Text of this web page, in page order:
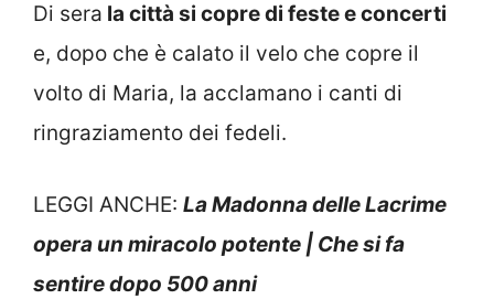
Di sera la città si copre di feste e concerti
e, dopo che è calato il velo che copre il
volto di Maria, la acclamano i canti di
ringraziamento dei fedeli.
LEGGI ANCHE: La Madonna delle Lacrime
opera un miracolo potente | Che si fa
sentire dopo 500 anni